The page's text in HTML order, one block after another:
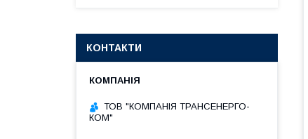
КОНТАКТИ
ТОВ "КОМПАНІЯ ТРАНСЕНЕРГО-
КОМ"